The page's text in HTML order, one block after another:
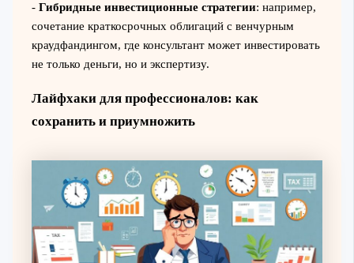
- Гибридные инвестиционные стратегии: например,
сочетание краткосрочных облигаций с венчурным
краудфандингом, где консультант может инвестировать
не только деньги, но и экспертизу.
Лайфхаки для профессионалов: как
сохранить и приумножить